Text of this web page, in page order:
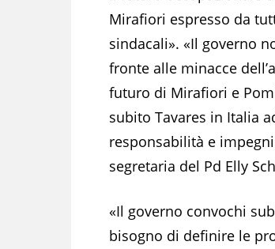
Mirafiori espresso da
sindacali». «Il governo
fronte alle minacce
futuro di Mirafiori e
subito Tavares in Italia
responsabilità e
segretaria del Pd Elly
«Il governo convochi
bisogno di definire le